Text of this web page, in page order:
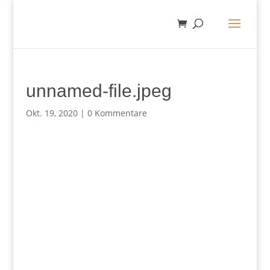
unnamed-file.jpeg
Okt. 19, 2020| 0 Kommentare